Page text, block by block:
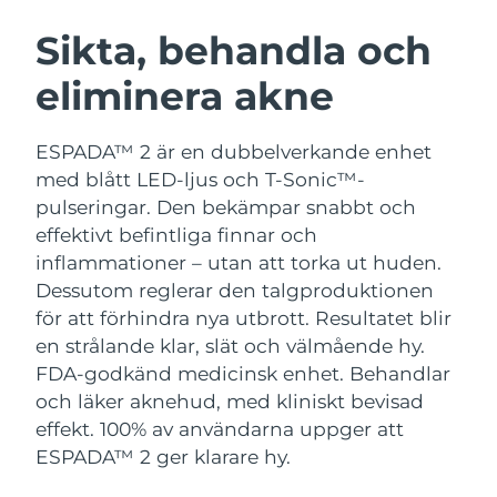
Sikta, behandla och
eliminera akne
ESPADA™ 2 är en dubbelverkande enhet
med blått LED-ljus och T-Sonic™-
pulseringar. Den bekämpar snabbt och
effektivt befintliga finnar och
inflammationer – utan att torka ut huden.
Dessutom reglerar den talgproduktionen
för att förhindra nya utbrott. Resultatet blir
en strålande klar, slät och välmående hy.
FDA-godkänd medicinsk enhet. Behandlar
och läker aknehud, med kliniskt bevisad
effekt. 100% av användarna uppger att
ESPADA™ 2 ger klarare hy.
LUNA™ 4-paket
Anti-aging massage
LUNA™ 4 Plus
Massage, LED heating
LUNA™ 4 Men
For men, anti-aging massage
BEAR™ 2-paket
Microcurrent toning
BEAR™ 2 go
Microcurrent toning on-the-go
BEAR™ 2 eyes & lips
Microcurrent line smoothing device
Återfuktning
UFO™ 3-paket
Deep facial hydration
UFO™ 3 LED
Near-infrared and red light therapy
device
Munvård
issa™ 4
Hybrid silicone sonic toothbrush
issa™ 4 plus
Smart hybrid silicone sonic toothbrush
FAQ™ ANTI-AGING-BEHANDLING
Anti-aging LED-behandlingar
NEW
Österrike Förväntad leverans8/11/26
Bahrain Förväntad leverans
Belgien
Bermuda Förväntad leverans
Bosnien och
Hercegovina
Förväntad leverans8/14/26
Brunei Förväntad leverans8/16/26
Bulgarien Förväntad leverans8/11/26
Kanada Förväntad leverans